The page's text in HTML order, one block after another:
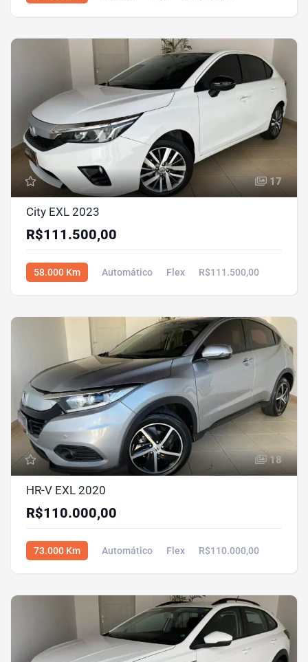
17
City EXL 2023
R$111.500,00
58.000 Km Automático Flex R$111.500,00
18
HR-V EXL 2020
R$110.000,00
73.000 Km Automático Flex R$110.000,00